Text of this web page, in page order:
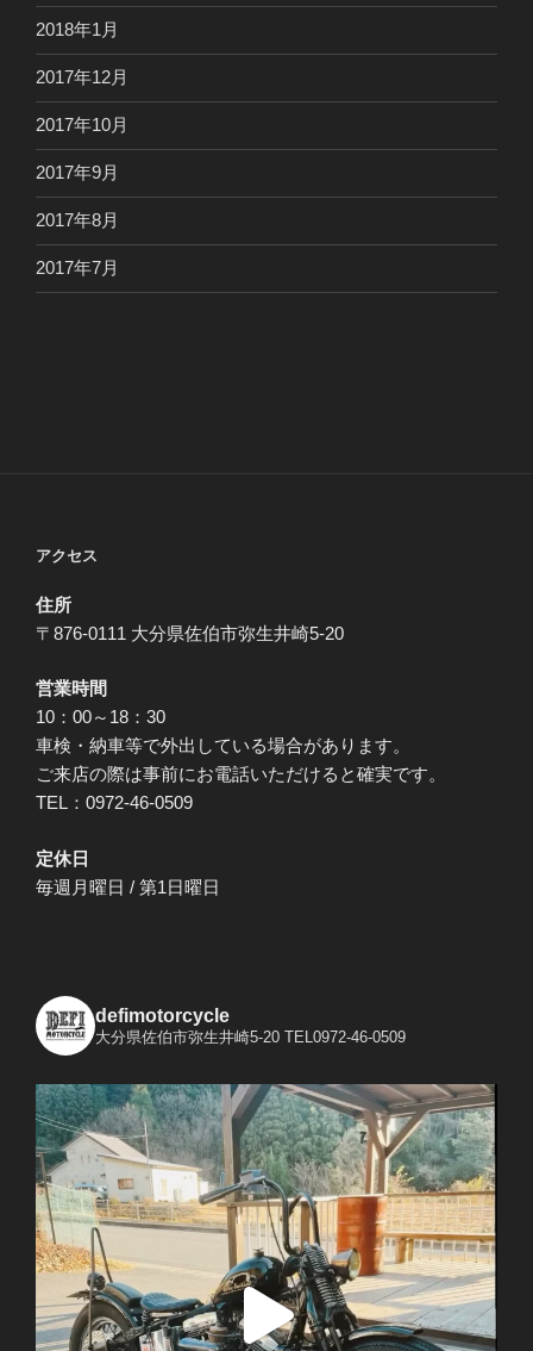
2018年1月
2017年12月
2017年10月
2017年9月
2017年8月
2017年7月
アクセス
住所
〒876-0111 大分県佐伯市弥生井崎5-20
営業時間
10：00～18：30
車検・納車等で外出している場合があります。
ご来店の際は事前にお電話いただけると確実です。
TEL：0972-46-0509
定休日
毎週月曜日 / 第1日曜日
defimotorcycle
大分県佐伯市弥生井崎5-20 TEL0972-46-0509